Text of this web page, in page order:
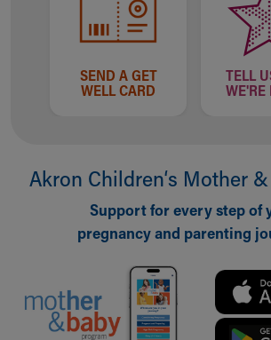
SEND A GET
WELL CARD
TELL
WE'RE
Akron Children‘s Mother
Support for every step of
pregnancy and parenting